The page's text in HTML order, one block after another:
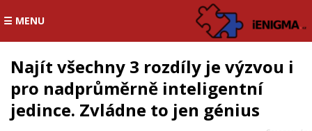
☰ MENU
Najít všechny 3 rozdíly je výzvou i
pro nadprůměrně inteligentní
jedince. Zvládne to jen génius